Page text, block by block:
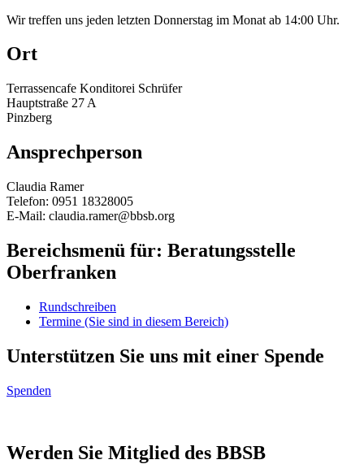
Wir treffen uns jeden letzten Donnerstag im Monat ab 14:00 Uhr.
Ort
Terrassencafe Konditorei Schrüfer
Hauptstraße 27 A
Pinzberg
Ansprechperson
Claudia Ramer
Telefon: 0951 18328005
E-Mail: claudia.ramer@bbsb.org
Bereichsmenü für: Beratungsstelle
Oberfranken
Rundschreiben
Termine (Sie sind in diesem Bereich)
Unterstützen Sie uns mit einer Spende
Spenden
Werden Sie Mitglied des BBSB